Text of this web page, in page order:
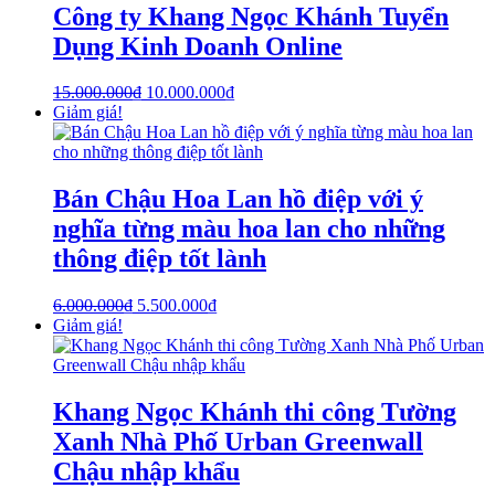
Công ty Khang Ngọc Khánh Tuyển
Dụng Kinh Doanh Online
15.000.000₫ 10.000.000₫
Giảm giá!
Bán Chậu Hoa Lan hồ điệp với ý
nghĩa từng màu hoa lan cho những
thông điệp tốt lành
6.000.000₫ 5.500.000₫
Giảm giá!
Khang Ngọc Khánh thi công Tường
Xanh Nhà Phố Urban Greenwall
Chậu nhập khẩu